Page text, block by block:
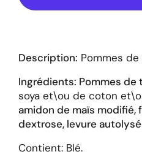
Description: Pommes
Ingrédients: Pommes de
soya et\ou de coton
amidon de maïs modifié,
dextrose, levure
Contient: Blé.